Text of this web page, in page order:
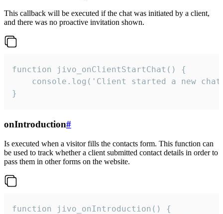
This callback will be executed if the chat was initiated by a client,
and there was no proactive invitation shown.
function jivo_onClientStartChat() {
console.log('Client started a new
}
onIntroduction#
Is executed when a visitor fills the contacts form. This function can
be used to track whether a client submitted contact details in order to
pass them in other forms on the website.
function jivo_onIntroduction() {